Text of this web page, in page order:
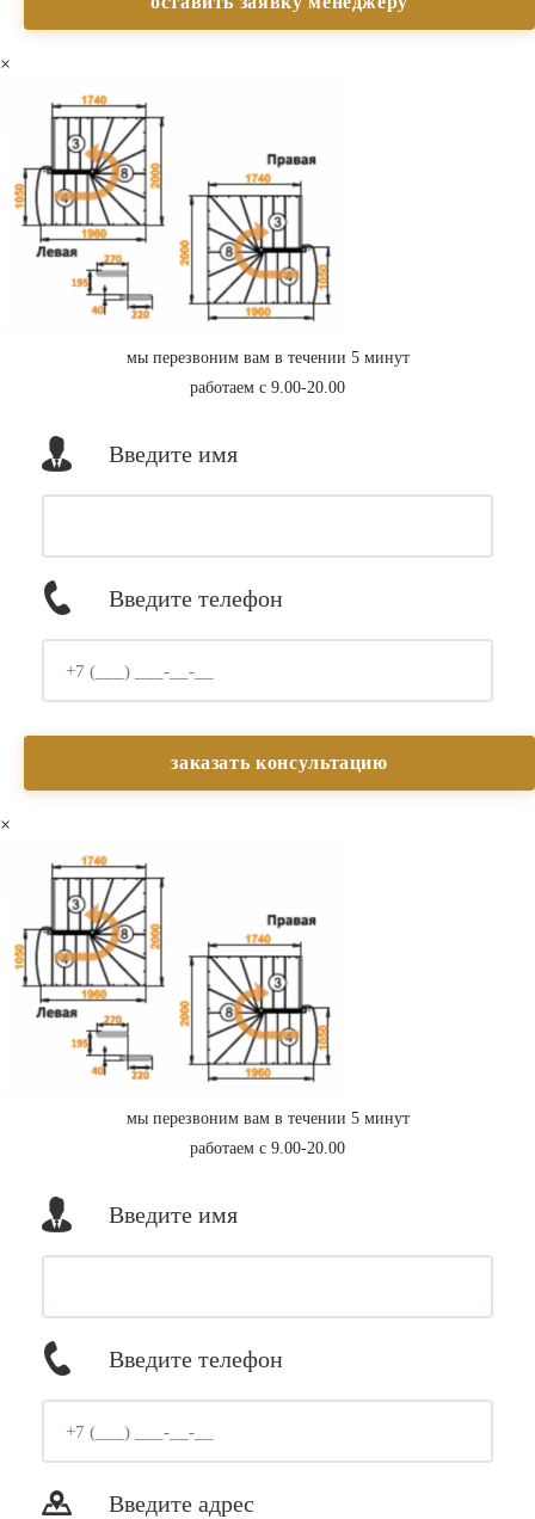
×
мы перезвоним вам в течении 5 минут
работаем с 9.00-20.00
Введите имя
Введите телефон
×
мы перезвоним вам в течении 5 минут
работаем с 9.00-20.00
Введите имя
Введите телефон
Введите адрес